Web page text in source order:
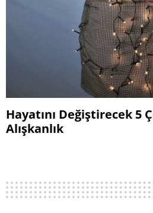
Hayatını Değiştirecek 5
Alışkanlık